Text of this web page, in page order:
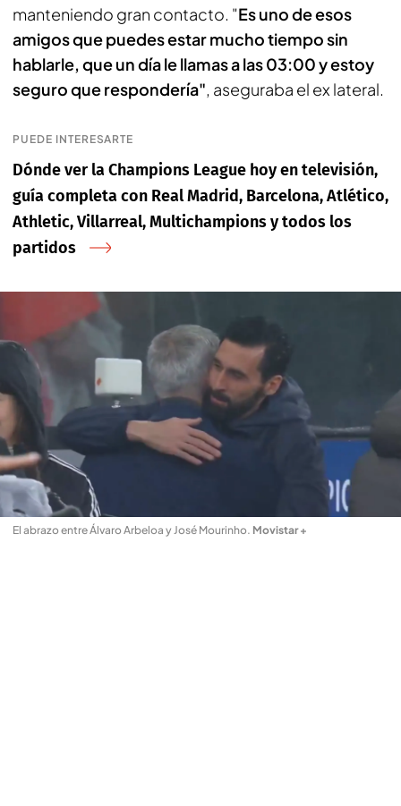
manteniendo gran contacto. "Es uno de esos
amigos que puedes estar mucho tiempo sin
hablarle, que un día le llamas a las 03:00y estoy
seguro que respondería", aseguraba el ex lateral.
PUEDE INTERESARTE
Dónde ver la Champions League hoy en televisión,
guía completa con Real Madrid, Barcelona, Atlético,
Athletic, Villarreal, Multichampions y todos los
partidos
El abrazo entre Álvaro Arbeloa y José Mourinho. Movistar +